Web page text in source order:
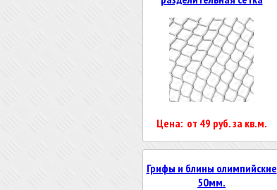
Цена: от 49 руб. за кв.м.
Грифы и блины олимпийские
50мм.